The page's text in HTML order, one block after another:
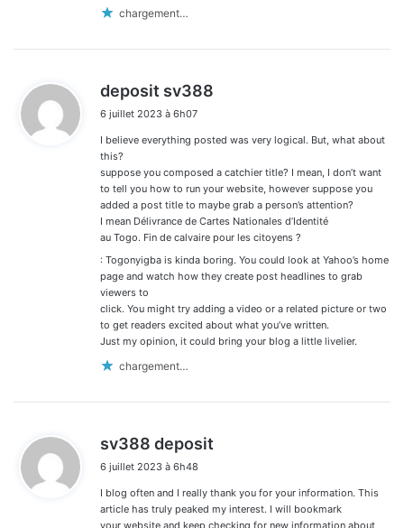
chargement…
deposit sv388
6 juillet 2023 à 6h07
I believe everything posted was very logical. But, what about
this?
suppose you composed a catchier title? I mean, I don’t want
to tell you how to run your website, however suppose you
added a post title to maybe grab a person’s attention?
I mean Délivrance de Cartes Nationales d’Identité
au Togo. Fin de calvaire pour les citoyens ?
: Togonyigba is kinda boring. You could look at Yahoo’s home
page and watch how they create post headlines to grab
viewers to
click. You might try adding a video or a related picture or two
to get readers excited about what you’ve written.
Just my opinion, it could bring your blog a little livelier.
chargement…
sv388 deposit
:
6 juillet 2023 à 6h48
I blog often and I really thank you for your information. This
article has truly peaked my interest. I will bookmark